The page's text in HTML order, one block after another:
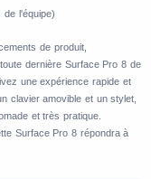
de l'équipe)
de produit,
dernière Surface Pro 8 de
une expérience rapide et
clavier amovible et un stylet,
et très pratique.
Surface Pro 8 répondra à